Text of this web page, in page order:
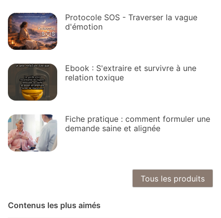
Protocole SOS - Traverser la vague
d'émotion
Ebook : S'extraire et survivre à une
relation toxique
Fiche pratique : comment formuler une
demande saine et alignée
Tous les produits
Contenus les plus aimés